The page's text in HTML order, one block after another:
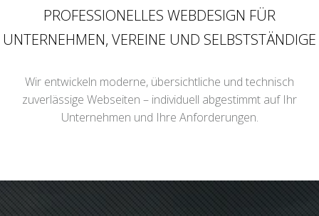
PROFESSIONELLES WEBDESIGN FÜR
UNTERNEHMEN, VEREINE UND SELBSTSTÄNDIGE
Wir entwickeln moderne, übersichtliche und technisch
zuverlässige Webseiten – individuell abgestimmt auf Ihr
Unternehmen und Ihre Anforderungen.